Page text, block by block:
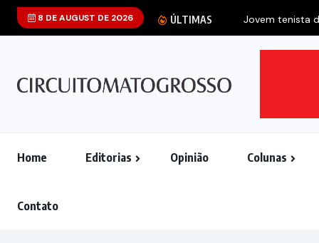
8 DE AUGUST DE 2026 ÚLTIMAS Jovem tenista
Home Editorias Opinião Colunas
Contato